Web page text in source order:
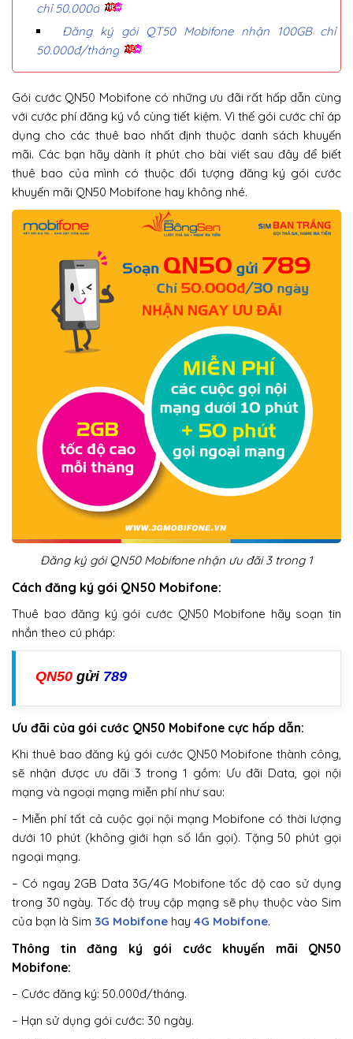
chỉ 50.000đ
Đăng ký gói QT50 Mobifone nhận 100GB chỉ
50.000đ/tháng
Gói cước QN50 Mobifone có những ưu đãi rất hấp dẫn cùng
với cước phí đăng ký vồ cùng tiết kiệm. Vì thế gói cước chỉ áp
dụng cho các thuê bao nhất định thuộc danh sách khuyến
mãi. Các bạn hãy dành ít phút cho bài viết sau đây để biết
thuê bao của mình có thuộc đối tượng đăng ký gói cước
khuyến mãi QN50 Mobifone hay không nhé.
Đăng ký gói QN50 Mobifone nhận ưu đãi 3 trong 1
Cách đăng ký gói QN50 Mobifone:
Thuê bao đăng ký gói cước QN50 Mobifone hãy soạn tin
nhắn theo cú pháp:
QN50 gửi 789
Ưu đãi của gói cước QN50 Mobifone cực hấp dẫn:
Khi thuê bao đăng ký gói cước QN50 Mobifone thành công,
sẽ nhận được ưu đãi 3 trong 1 gồm: Ưu đãi Data, gọi nội
mạng và ngoại mạng miễn phí như sau:
– Miễn phí tất cả cuộc gọi nội mạng Mobifone có thời lượng
dưới 10 phút (không giới hạn số lần gọi). Tặng 50 phút gọi
ngoại mạng.
– Có ngay 2GB Data 3G/4G Mobifone tốc độ cao sử dụng
trong 30 ngày. Tốc độ truy cập mạng sẽ phụ thuộc vào Sim
của bạn là Sim 3G Mobifone hay 4G Mobifone.
Thông tin đăng ký gói cước khuyến mãi QN50
Mobifone:
– Cước đăng ký: 50.000đ/tháng.
– Hạn sử dụng gói cước: 30 ngày.